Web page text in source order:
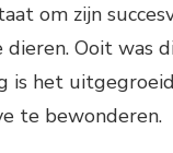
om zijn
Ooit was
is het
te bewonderen.